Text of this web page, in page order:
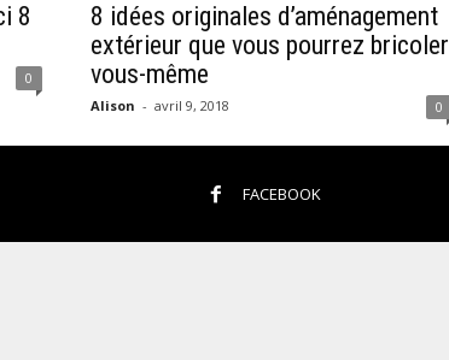
8
0
8 idées originales d’aménagement
extérieur que vous pourrez bricoler
vous-même
Alison - avril 9, 2018 0
FACEBOOK